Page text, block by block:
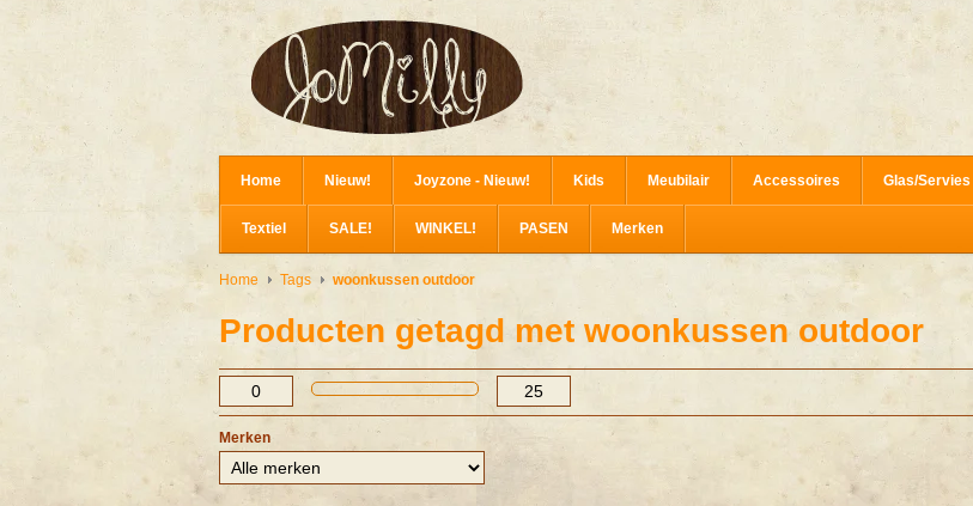
Home Nieuw! Joyzone - Nieuw! Kids Meubilair Accessoires Glas/Servies
Textiel SALE! WINKEL! PASEN Merken
Home Tags woonkussen outdoor
Producten getagd met woonkussen outdoor
Merken